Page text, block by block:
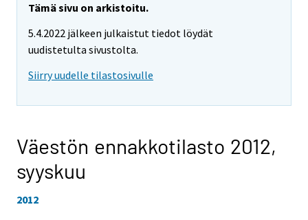
Tämä sivu on arkistoitu.
5.4.2022 jälkeen julkaistut tiedot löydät
uudistetulta sivustolta.
Siirry uudelle tilastosivulle
Väestön ennakkotilasto 2012,
syyskuu
2012